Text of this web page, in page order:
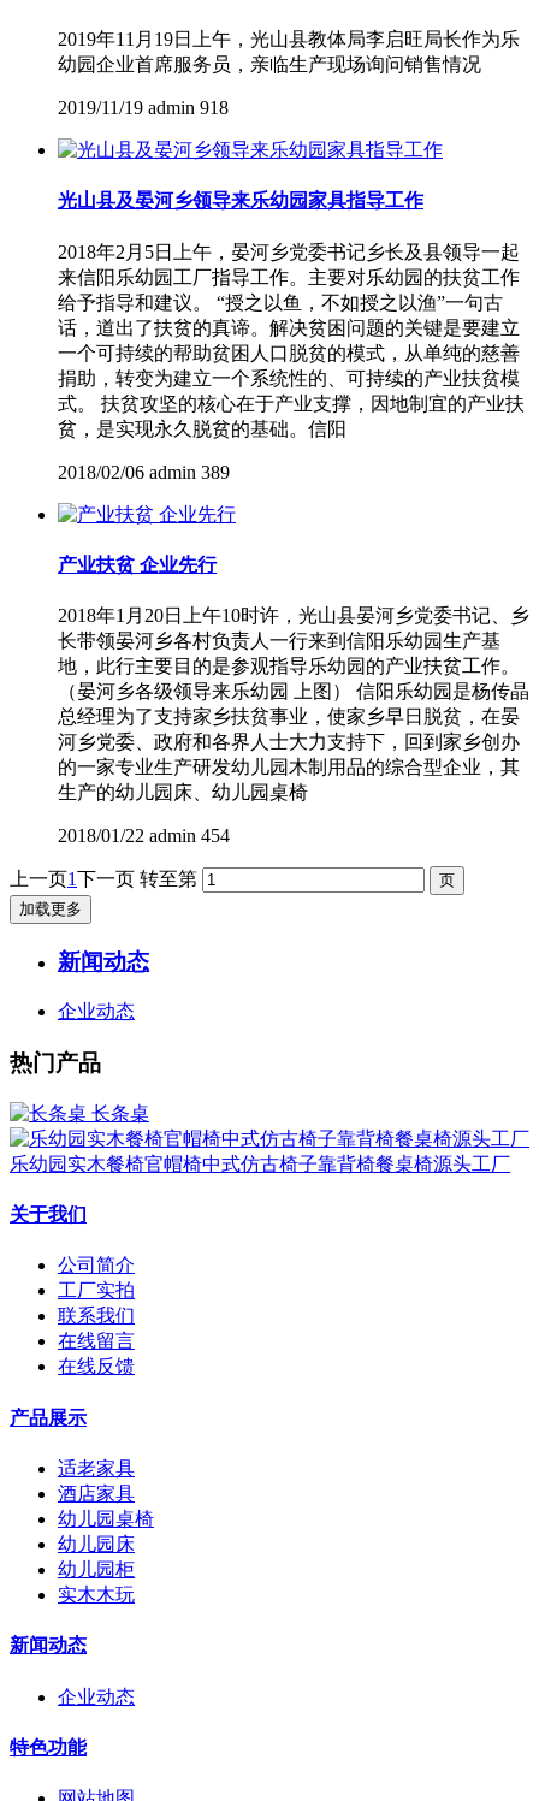
2019年11月19日上午，光山县教体局李启旺局长作为乐
幼园企业首席服务员，亲临生产现场询问销售情况
2019/11/19 admin 918
光山县及晏河乡领导来乐幼园家具指导工作
2018年2月5日上午，晏河乡党委书记乡长及县领导一起
来信阳乐幼园工厂指导工作。主要对乐幼园的扶贫工作
给予指导和建议。 “授之以鱼，不如授之以渔”一句古
话，道出了扶贫的真谛。解决贫困问题的关键是要建立
一个可持续的帮助贫困人口脱贫的模式，从单纯的慈善
捐助，转变为建立一个系统性的、可持续的产业扶贫模
式。 扶贫攻坚的核心在于产业支撑，因地制宜的产业扶
贫，是实现永久脱贫的基础。信阳
2018/02/06 admin 389
产业扶贫 企业先行
2018年1月20日上午10时许，光山县晏河乡党委书记、乡
长带领晏河乡各村负责人一行来到信阳乐幼园生产基
地，此行主要目的是参观指导乐幼园的产业扶贫工作。
（晏河乡各级领导来乐幼园 上图） 信阳乐幼园是杨传晶
总经理为了支持家乡扶贫事业，使家乡早日脱贫，在晏
河乡党委、政府和各界人士大力支持下，回到家乡创办
的一家专业生产研发幼儿园木制用品的综合型企业，其
生产的幼儿园床、幼儿园桌椅
2018/01/22 admin 454
上一页1下一页 转至第
加载更多
新闻动态
企业动态
热门产品
长条桌
乐幼园实木餐椅官帽椅中式仿古椅子靠背椅餐桌椅源头工厂
关于我们
公司简介
工厂实拍
联系我们
在线留言
在线反馈
产品展示
适老家具
酒店家具
幼儿园桌椅
幼儿园床
幼儿园柜
实木木玩
新闻动态
企业动态
特色功能